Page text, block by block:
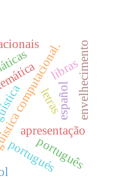
letras
apresentação
portugués
español
português
librasenvelhecimento